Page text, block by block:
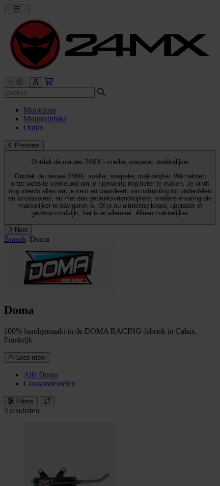
Motocross
Mountainbike
Outlet
Previous
Ontdek de nieuwe 24MX - sneller, soepeler, makkelijker
Ontdek de nieuwe 24MX: sneller, soepeler, makkelijker. We hebben
onze website vernieuwd om je rijervaring nog beter te maken. Je vindt
nog steeds alles wat je kent en waardeert, van uitrusting tot onderdelen
en accessoires, nu met een gebruiksvriendelijkere, snellere ervaring die
makkelijker te navigeren is. Of je nu uitrusting koopt, upgradet of
gewoon rondkijkt, het is er allemaal. Alleen makkelijker.
Next
Brands /Doma
Doma
100% handgemaakt in de DOMA RACING-fabriek in Calais,
Frankrijk
Lees meer
Alle Doma
Crossonderdelen
Filters
3 resultaten